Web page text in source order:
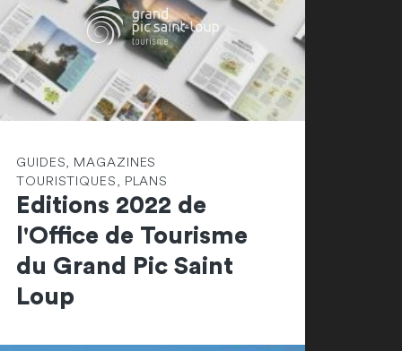
GUIDES, MAGAZINES
TOURISTIQUES, PLANS
Editions 2022 de
l'Office de Tourisme
du Grand Pic Saint
Loup